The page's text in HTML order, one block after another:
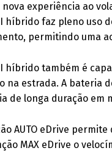
nova experiência ao
híbrido faz pleno uso
permitindo uma
híbrido também é
na estrada. A bateria
de longa duração em
AUTO eDrive
MAX eDrive o